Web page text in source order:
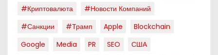
#криптовалюта
#новости Компаний
#санкции
#трамп Apple
Blockchain
Google
Media PR SEO
США